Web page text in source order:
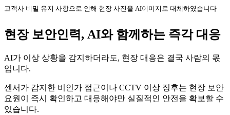
고객사 비밀 유지 사항으로 인해 현장 사진을 AI이미지로 대체하였습니다
현장 보안인력, AI와 함께하는 즉각 대응
AI가 이상 상황을 감지하더라도, 현장 대응은 결국 사람의 몫
입니다.
센서가 감지한 비인가 접근이나 CCTV 이상 징후는 현장 보안
요원이 즉시 확인하고 대응해야만 실질적인 안전을 확보할 수
있습니다.